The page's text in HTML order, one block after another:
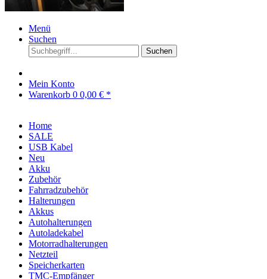
Menü
Suchen
Suchen
Mein Konto
Warenkorb 0 0,00 € *
Home
SALE
USB Kabel
Neu
Akku
Zubehör
Fahrradzubehör
Halterungen
Akkus
Autohalterungen
Autoladekabel
Motorradhalterungen
Netzteil
Speicherkarten
TMC-Empfänger